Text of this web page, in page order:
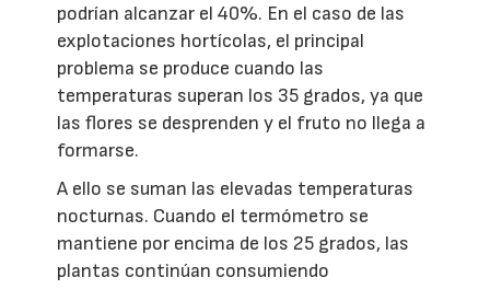
podrían alcanzar el 40%. En el caso de las
explotaciones hortícolas, el principal
problema se produce cuando las
temperaturas superan los 35 grados, ya que
las flores se desprenden y el fruto no llega a
formarse.
A ello se suman las elevadas temperaturas
nocturnas. Cuando el termómetro se
mantiene por encima de los 25 grados, las
plantas continúan consumiendo